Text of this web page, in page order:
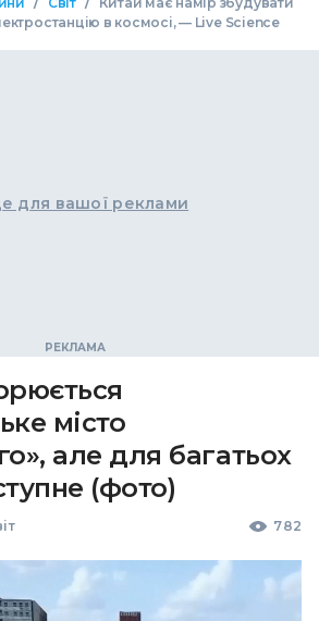
в космосі, — Live Science
для вашої реклами
місто
але для багатьох
(фото)
782